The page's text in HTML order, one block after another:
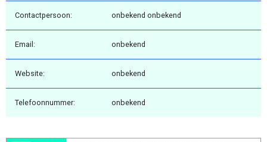
Contactpersoon: onbekend onbekend
Email: onbekend
Website: onbekend
Telefoonnummer: onbekend